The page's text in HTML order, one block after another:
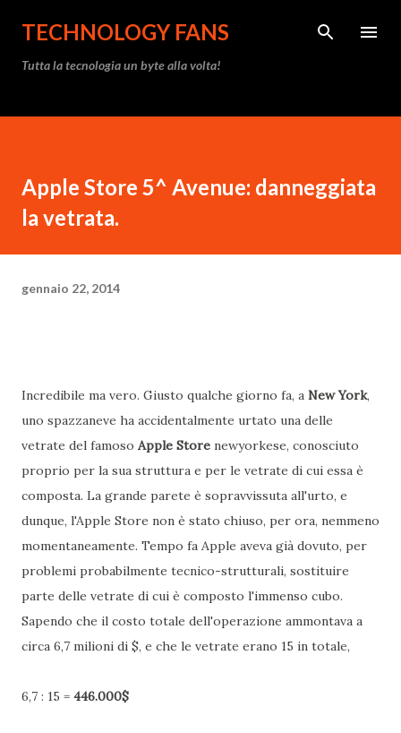
Passa ai contenuti principali
TECHNOLOGY FANS
Tutta la tecnologia un byte alla volta!
Apple Store 5^ Avenue: danneggiata
la vetrata.
gennaio 22, 2014
Incredibile ma vero. Giusto qualche giorno fa, a New York,
uno spazzaneve ha accidentalmente urtato una delle
vetrate del famoso Apple Store newyorkese, conosciuto
proprio per la sua struttura e per le vetrate di cui essa è
composta. La grande parete è sopravvissuta all'urto, e
dunque, l'Apple Store non è stato chiuso, per ora, nemmeno
momentaneamente. Tempo fa Apple aveva già dovuto, per
problemi probabilmente tecnico-strutturali, sostituire
parte delle vetrate di cui è composto l'immenso cubo.
Sapendo che il costo totale dell'operazione ammontava a
circa 6,7 milioni di $, e che le vetrate erano 15 in totale,
6,7 : 15 = 446.000$